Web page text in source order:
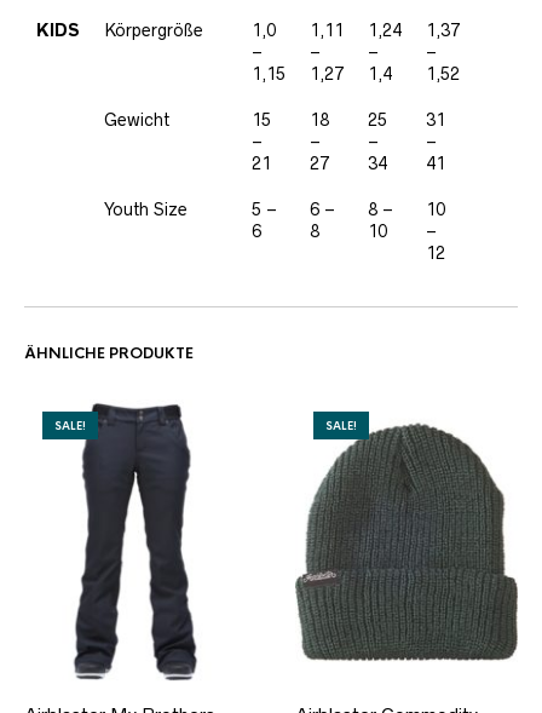
KIDS Körpergröße
1,0
–
1,15
1,11
–
1,27
1,24
–
1,4
1,37
–
1,52
Gewicht
15
–
21
18
–
27
25
–
34
31
–
41
Youth Size
5 –
6
6 –
8
8 –
10
10
–
12
ÄHNLICHE PRODUKTE
SALE! SALE!